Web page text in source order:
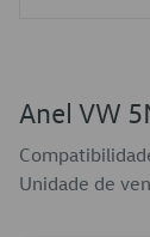
Anel VW
Unidade de